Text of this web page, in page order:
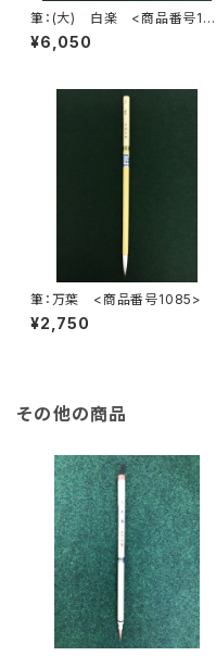
筆：(大) 白楽 <商品番号108
3>
¥6,050
筆：万葉 <商品番号1085>
¥2,750
その他の商品